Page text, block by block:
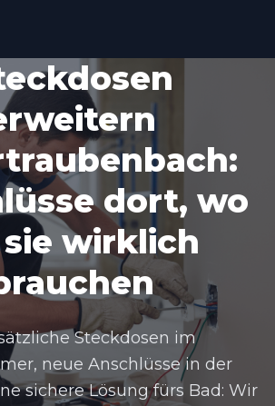
dort, wo
sie wirklich
Steckdosen im
neue Anschlüsse in der
sichere Lösung fürs Bad: Wir